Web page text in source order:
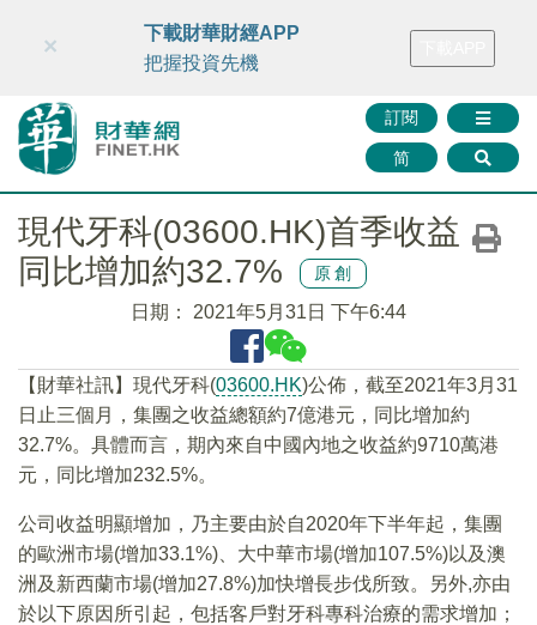
財華智庫網 FINTV FINMETA 財華證券 媒體矩陣
訂閱
简
×
下載財華財經APP
把握投資先機
現代牙科(03600.HK)首季收益
同比增加約32.7%
原創
日期： 2021年5月31日 下午6:44
【財華社訊】現代牙科(03600.HK)公佈，截至2021年3月31
日止三個月，集團之收益總額約7億港元，同比增加約
32.7%。具體而言，期內來自中國內地之收益約9710萬港
元，同比增加232.5%。
公司收益明顯增加，乃主要由於自2020年下半年起，集團
的歐洲市場(增加33.1%)、大中華市場(增加107.5%)以及澳
洲及新西蘭市場(增加27.8%)加快增長步伐所致。另外,亦由
於以下原因所引起，包括客戶對牙科專科治療的需求增加；